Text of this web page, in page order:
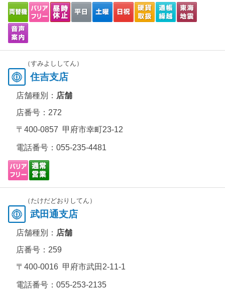
（すみよししてん）
住吉支店
店舗種別： 店舗
店番号：272
〒400-0857 甲府市幸町23-12
電話番号： 055-235-4481
（たけだどおりしてん）
武田通支店
店舗種別： 店舗
店番号：259
〒400-0016 甲府市武田2-11-1
電話番号： 055-253-2135